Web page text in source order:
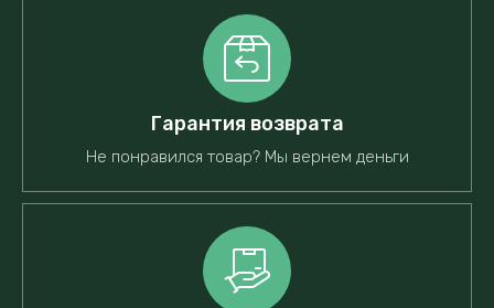
Гарантия возврата
Не понравился товар? Мы вернем деньги